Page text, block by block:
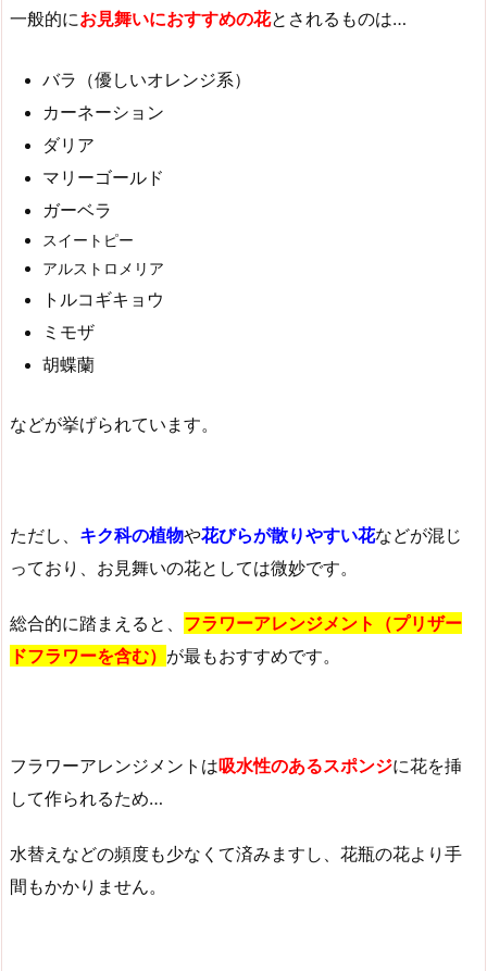
一般的にお見舞いにおすすめの花とされるものは…
バラ（優しいオレンジ系）
カーネーション
ダリア
マリーゴールド
ガーベラ
スイートピー
アルストロメリア
トルコギキョウ
ミモザ
胡蝶蘭
などが挙げられています。
ただし、 キク科の植物や花びらが散りやすい花などが混じ
っており、お見舞いの花としては微妙です。
総合的に踏まえると、 フラワーアレンジメント（プリザー
ドフラワーを含む） が最もおすすめです。
フラワーアレンジメントは吸水性のあるスポンジに花を挿
して作られるため…
水替えなどの頻度も少なくて済みますし、花瓶の花より手
間もかかりません。